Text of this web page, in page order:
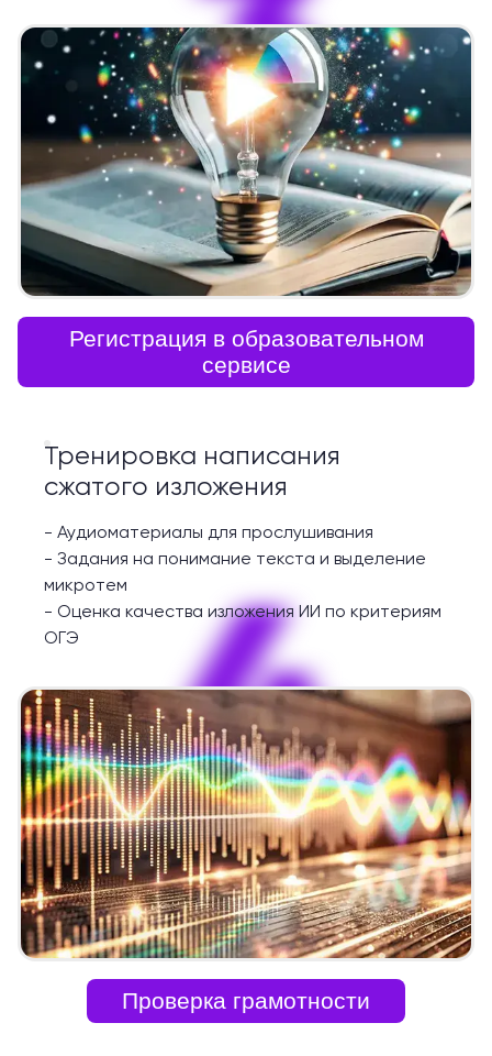
Регистрация в образовательном
сервисе
4
Тренировка написания
сжатого изложения
- Аудиоматериалы для прослушивания
- Задания на понимание текста и выделение
микротем
- Оценка качества изложения ИИ по критериям
ОГЭ
Проверка грамотности